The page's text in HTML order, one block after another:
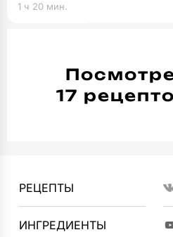
1 ч 20 мин.
17
РЕЦЕПТЫ
ИНГРЕДИЕНТЫ